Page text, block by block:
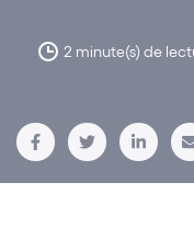
2 minute(s) de